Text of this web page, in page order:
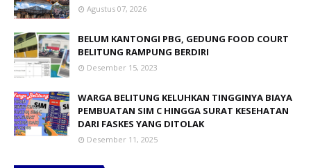
Agustus 07, 2026
BELUM KANTONGI PBG, GEDUNG FOOD COURT
BELITUNG RAMPUNG BERDIRI
Desember 15, 2023
WARGA BELITUNG KELUHKAN TINGGINYA BIAYA
PEMBUATAN SIM C HINGGA SURAT KESEHATAN
DARI FASKES YANG DITOLAK
Desember 11, 2025